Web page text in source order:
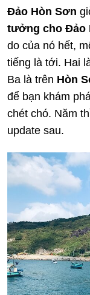
Đảo Hòn Sơn
tưởng cho Đảo
do của nó hết,
tiếng là tới. Hai
Ba là trên Hòn
để bạn khám
chét chó. Năm
update sau.